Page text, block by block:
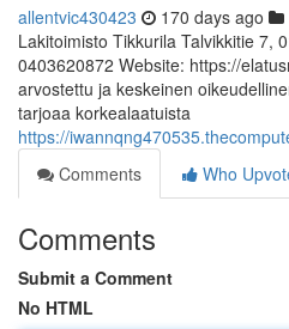
allentvic430423 170 days ago
Lakitoimisto Tikkurila Talvikkitie 7,
0403620872 Website: https://
arvostettu ja keskeinen
tarjoaa korkealaatuista
https://
Comments
Who
Comments
Submit a Comment
No HTML